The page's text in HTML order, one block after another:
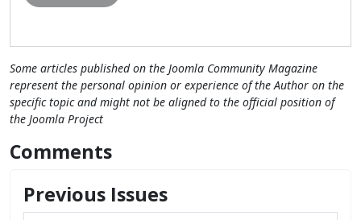
Some articles published on the Joomla Community Magazine
represent the personal opinion or experience of the Author on the
specific topic and might not be aligned to the official position of
the Joomla Project
Comments
Previous Issues